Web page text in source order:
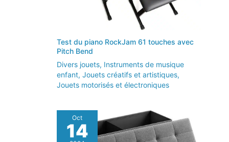
Test du piano RockJam 61 touches avec
Pitch Bend
Divers jouets, Instruments de musique
enfant, Jouets créatifs et artistiques,
Jouets motorisés et électroniques
Oct
14